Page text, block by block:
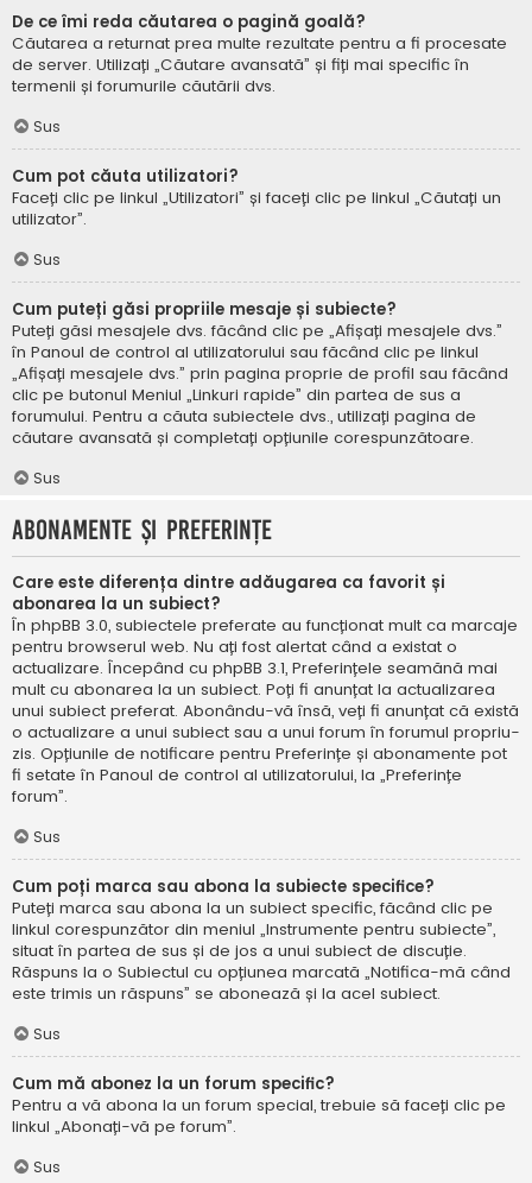
De ce îmi reda căutarea o pagină goală?
Căutarea a returnat prea multe rezultate pentru a fi procesate
de server. Utilizați „Căutare avansată” și fiți mai specific în
termenii și forumurile căutării dvs.
Sus
Cum pot căuta utilizatori?
Faceți clic pe linkul „Utilizatori” și faceți clic pe linkul „Căutați un
utilizator”.
Sus
Cum puteți găsi propriile mesaje și subiecte?
Puteți găsi mesajele dvs. făcând clic pe „Afișați mesajele dvs.”
în Panoul de control al utilizatorului sau făcând clic pe linkul
„Afișați mesajele dvs.” prin pagina proprie de profil sau făcând
clic pe butonul Meniul „Linkuri rapide” din partea de sus a
forumului. Pentru a căuta subiectele dvs., utilizați pagina de
căutare avansată și completați opțiunile corespunzătoare.
Sus
Abonamente și Preferințe
Care este diferența dintre adăugarea ca favorit și
abonarea la un subiect?
În phpBB 3.0, subiectele preferate au funcționat mult ca marcaje
pentru browserul web. Nu ați fost alertat când a existat o
actualizare. Începând cu phpBB 3.1, Preferințele seamănă mai
mult cu abonarea la un subiect. Poți fi anunțat la actualizarea
unui subiect preferat. Abonându-vă însă, veți fi anunțat că există
o actualizare a unui subiect sau a unui forum în forumul propriu-
zis. Opțiunile de notificare pentru Preferințe și abonamente pot
fi setate în Panoul de control al utilizatorului, la „Preferințe
forum”.
Sus
Cum poți marca sau abona la subiecte specifice?
Puteți marca sau abona la un subiect specific, făcând clic pe
linkul corespunzător din meniul „Instrumente pentru subiecte”,
situat în partea de sus și de jos a unui subiect de discuție.
Răspuns la o Subiectul cu opțiunea marcată „Notifica-mă când
este trimis un răspuns” se abonează și la acel subiect.
Sus
Cum mă abonez la un forum specific?
Pentru a vă abona la un forum special, trebuie să faceți clic pe
linkul „Abonați-vă pe forum”.
Sus